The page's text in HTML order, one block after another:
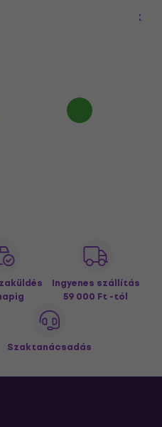
Mikrofonkábel (Csak
Ingyenes szállítás
59 000 Ft -tól
Szaktanácsadás